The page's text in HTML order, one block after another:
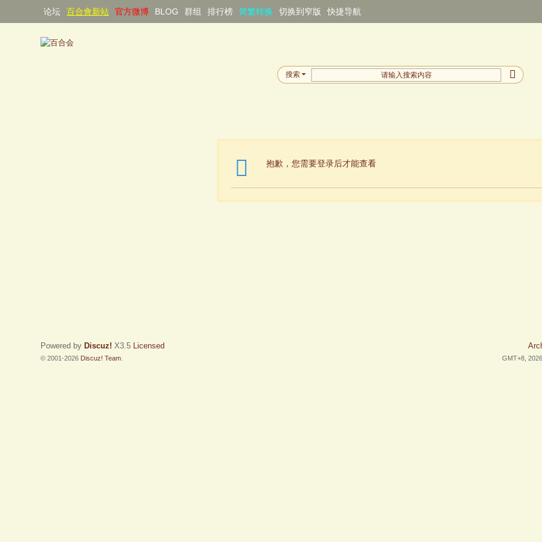
论坛 百合會新站 官方微博 BLOG 群组 排行榜 简繁转换 切换到窄版 快捷导航
搜索
抱歉，您需要登录后才能查看
GMT+8,
Powered by Discuz! X3.5 Licensed
© 2001-2026 Discuz! Team